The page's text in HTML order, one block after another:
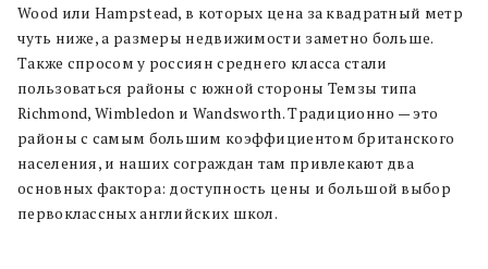
Wood или Hampstead, в которых цена за квадратный метр
чуть ниже, а размеры недвижимости заметно больше.
Также спросом у россиян среднего класса стали
пользоваться районы с южной стороны Темзы типа
Richmond, Wimbledon и Wandsworth. Традиционно — это
районы с самым большим коэффициентом британского
населения, и наших сограждан там привлекают два
основных фактора: доступность цены и большой выбор
первоклассных английских школ.